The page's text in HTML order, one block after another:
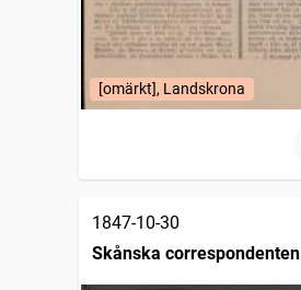
[omärkt], Landskrona
1847-10-30
Skånska correspondenten